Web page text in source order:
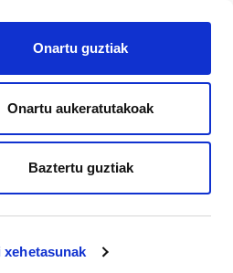
xehetasunak
Onartu guztiak
Onartu aukeratutakoak
Baztertu guztiak
AFILIATU